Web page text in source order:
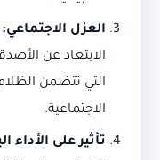
العزل الاجتماعي:
الابتعاد عن
التي تتضمن
الاجتماعية.
تأثير على الأداء